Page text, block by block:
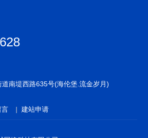
道南堤西路635号(海伦堡.流金岁月)
言 |建站申请